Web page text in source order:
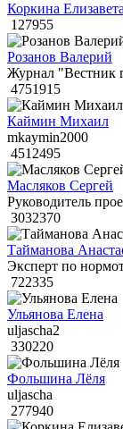
Коркина Елизавета
127955
Розанов Валерий
Журнал "Вестник
4751915
Каймин Михаил
mkaymin2000
4512495
Масляков Сергей
Руководитель
3032370
Тайманова
Эксперт по
722335
Ульянова Елена
uljascha2
330220
Фольшина Лёля
uljascha
277940